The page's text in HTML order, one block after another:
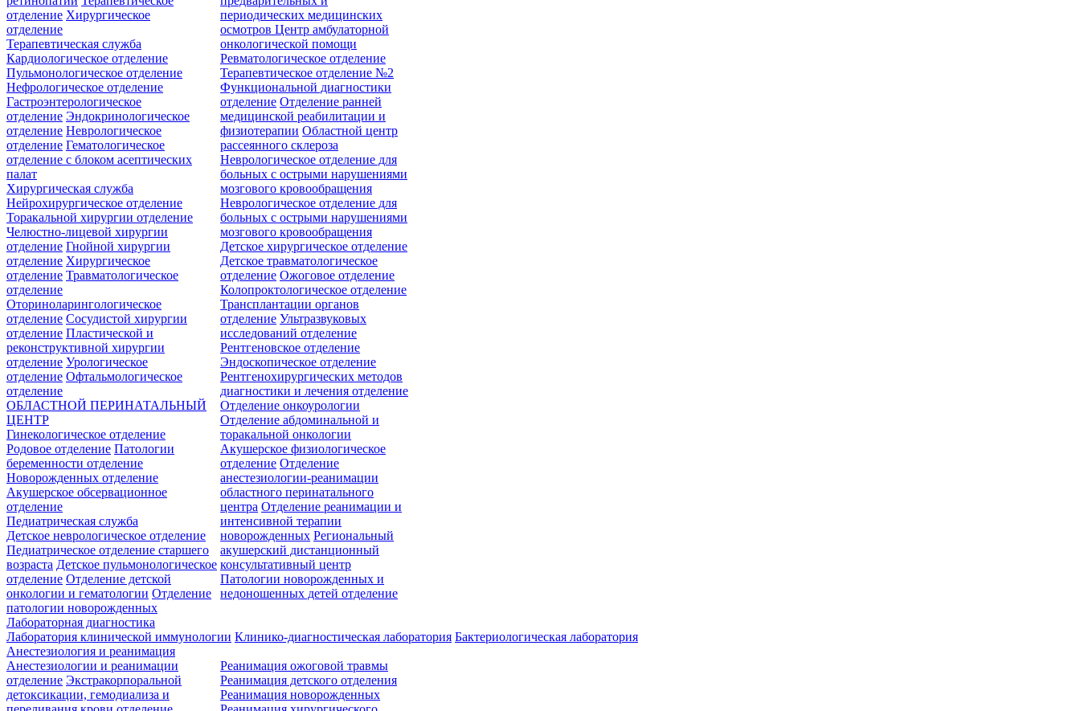
отделение Хирургическое
отделение
периодических медицинских
осмотровЦентр амбулаторной
онкологической помощи
Терапевтическая служба
Кардиологическое отделение
Пульмонологическое отделение
Нефрологическое отделение
Гастроэнтерологическое
отделение Эндокринологическое
отделение Неврологическое
отделение Гематологическое
отделение c блоком асептических
палат
Ревматологическое отделение
Терапевтическое отделение №2
Функциональной диагностики
отделение Отделение ранней
медицинской реабилитации и
физиотерапии Областной центр
рассеянного склероза
Неврологическое отделение для
больных с острыми нарушениями
мозгового кровообращения
Неврологическое отделение для
больных с острыми нарушениями
мозгового кровообращения
Хирургическая служба
Нейрохирургическое отделение
Торакальной хирургии отделение
Челюстно-лицевой хирургии
отделение Гнойной хирургии
отделение Хирургическое
отделение Травматологическое
отделение
Оториноларингологическое
отделение Сосудистой хирургии
отделение Пластической и
реконструктивной хирургии
отделение Урологическое
отделение Офтальмологическое
отделение
Детское хирургическое отделение
Детское травматологическое
отделение Ожоговое отделение
Колопроктологическое отделение
Трансплантации органов
отделение Ультразвуковых
исследований отделение
Рентгеновское отделение
Эндоскопическое отделение
Рентгенохирургических методов
диагностики и лечения отделение
Отделение онкоурологии
Отделение абдоминальной и
торакальной онкологии
ОБЛАСТНОЙ ПЕРИНАТАЛЬНЫЙ
ЦЕНТР
Гинекологическое отделение
Родовое отделение Патологии
беременности отделение
Новорожденных отделение
Акушерское обсервационное
отделение
Акушерское физиологическое
отделение Отделение
анестезиологии-реанимации
областного перинатального
центра Отделение реанимации и
интенсивной терапии
новорожденных Региональный
акушерский дистанционный
консультативный центр
Патологии новорожденных и
недоношенных детей отделение
Педиатрическая служба
Детское неврологическое отделение
Педиатрическое отделение старшего
возраста Детское пульмонологическое
отделение Отделение детской
онкологии и гематологии Отделение
патологии новорожденных
Лабораторная диагностика
Лаборатория клинической иммунологии Клинико-диагностическая лаборатория Бактериологическая лаборатория
Анестезиология и реанимация
Анестезиологии и реанимации
отделение Экстракорпоральной
детоксикации, гемодиализа и
Реанимация ожоговой травмы
Реанимация детского отделения
Реанимация новорожденных